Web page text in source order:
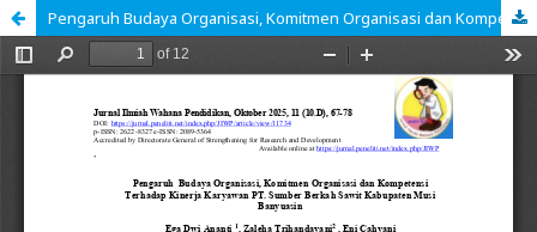
Pengaruh Budaya Organisasi, Komitmen Organisasi dan Kompetensi Terhadap Kinerja Karyawan PT. Sumber Berkah Sawit Kabupaten Musi Banyuasin